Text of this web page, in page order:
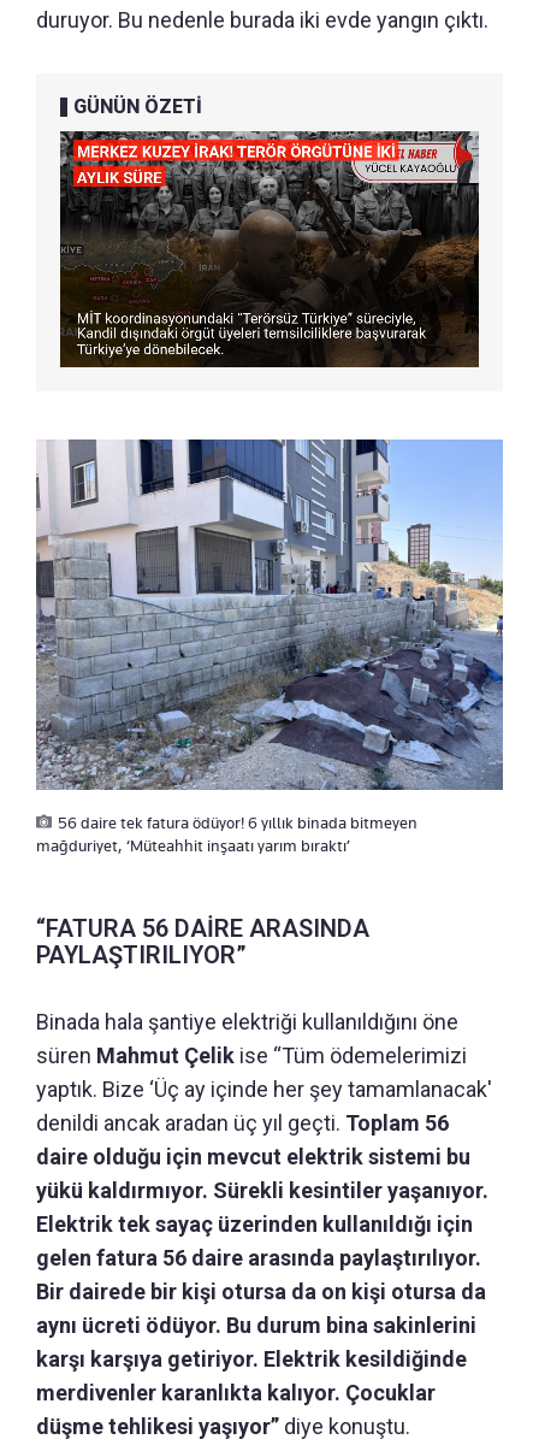
duruyor. Bu nedenle burada iki evde yangın çıktı.
GÜNÜN ÖZETİ
56 daire tek fatura ödüyor! 6 yıllık binada bitmeyen
mağduriyet, ‘Müteahhit inşaatı yarım bıraktı’
“FATURA 56 DAİRE ARASINDA
PAYLAŞTIRILIYOR”
Binada hala şantiye elektriği kullanıldığını öne
süren Mahmut Çelik ise “Tüm ödemelerimizi
yaptık. Bize ‘Üç ay içinde her şey tamamlanacak'
denildi ancak aradan üç yıl geçti. Toplam 56
daire olduğu için mevcut elektrik sistemi bu
yükü kaldırmıyor. Sürekli kesintiler yaşanıyor.
Elektrik tek sayaç üzerinden kullanıldığı için
gelen fatura 56 daire arasında paylaştırılıyor.
Bir dairede bir kişi otursa da on kişi otursa da
aynı ücreti ödüyor. Bu durum bina sakinlerini
karşı karşıya getiriyor. Elektrik kesildiğinde
merdivenler karanlıkta kalıyor. Çocuklar
düşme tehlikesi yaşıyor” diye konuştu.